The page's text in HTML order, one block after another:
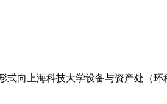
式向上海科技大学设备与资产处（环